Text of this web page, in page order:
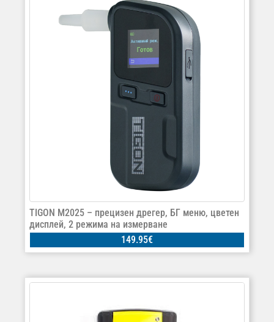
TIGON M2025 – прецизен дрегер, БГ меню, цветен
дисплей, 2 режима на измерване
149.95€